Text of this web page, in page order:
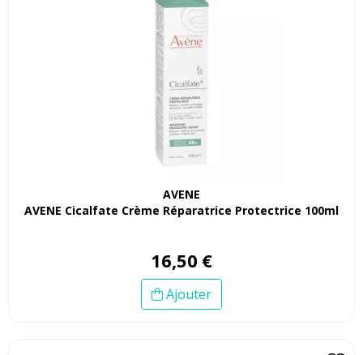
AVENE
AVENE Cicalfate Crème Réparatrice Protectrice 100ml
16,50 €
Ajouter